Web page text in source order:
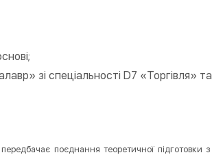
зі спеціальності D7 «Торгівля» та
поєднання теоретичної